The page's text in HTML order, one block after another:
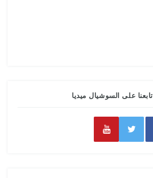
تابعنا على السوشيال ميديا